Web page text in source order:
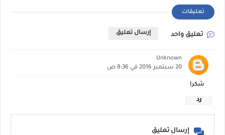
تعليقات
تعليق واحد إرسال تعليق
Unknown
20 سبتمبر 2016 في 8:36 ص
شكرا
رد
إرسال تعليق